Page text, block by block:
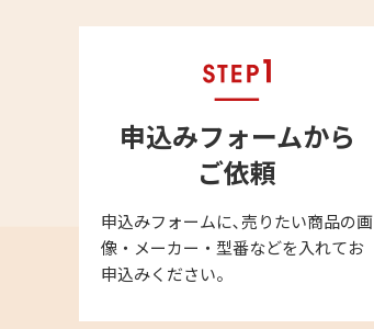
申込みフォームから
ご依頼
申込みフォームに､売りたい商品の画
像・メーカー・型番などを入れてお
申込みください。